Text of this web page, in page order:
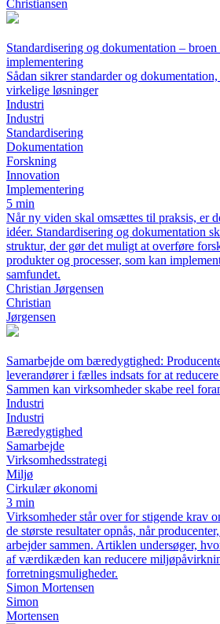
Christiansen
Standardisering og dokumentation –
implementering
Sådan sikrer standarder og
virkelige løsninger
Industri
Industri
Standardisering
Dokumentation
Forskning
Innovation
Implementering
5 min
Når ny viden skal omsættes til praksis, er
idéer. Standardisering og dokumentation
struktur, der gør det muligt at overføre
produkter og processer, som kan
samfundet.
Christian Jørgensen
Christian
Jørgensen
Samarbejde om bæredygtighed:
leverandører i fælles indsats for at
Sammen kan virksomheder skabe reel
Industri
Industri
Bæredygtighed
Samarbejde
Virksomhedsstrategi
Miljø
Cirkulær økonomi
3 min
Virksomheder står over for stigende krav
de største resultater opnås, når
arbejder sammen. Artiklen undersøger,
af værdikæden kan reducere
forretningsmuligheder.
Simon Mortensen
Simon
Mortensen